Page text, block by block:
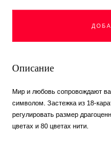
Описание
Мир и любовь сопровождают
символом. Застежка из 18-
регулировать размер
цветах и ​​80 цветах нити.